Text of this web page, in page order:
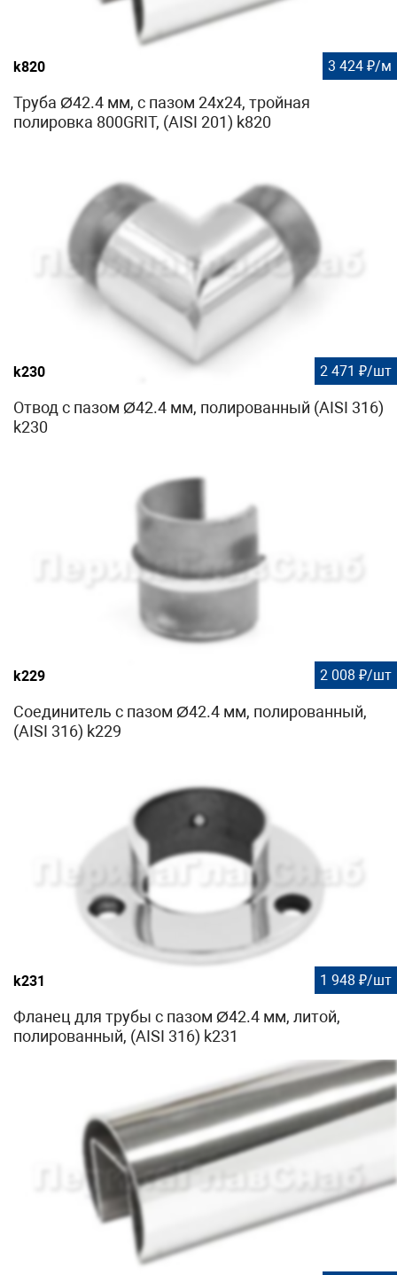
k820 3 424 ₽/м
Труба Ø42.4 мм, с пазом 24х24, тройная
полировка 800GRIT, (AISI 201) k820
k230 2 471 ₽/шт
Отвод с пазом Ø42.4 мм, полированный (AISI 316)
k230
k229 2 008 ₽/шт
Соединитель с пазом Ø42.4 мм, полированный,
(AISI 316) k229
k231 1 948 ₽/шт
Фланец для трубы с пазом Ø42.4 мм, литой,
полированный, (AISI 316) k231